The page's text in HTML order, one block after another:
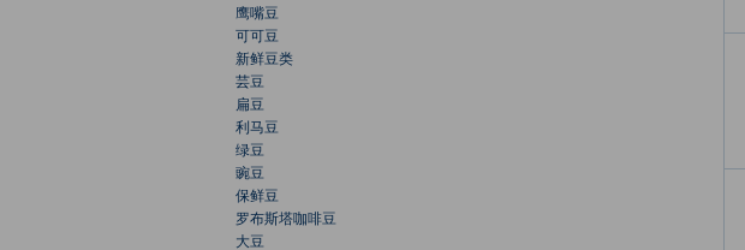
鹰嘴豆
可可豆
新鲜豆类
芸豆
扁豆
利马豆
绿豆
豌豆
保鲜豆
罗布斯塔咖啡豆
大豆